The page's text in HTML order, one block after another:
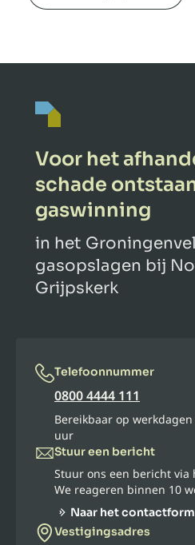
Voor het
schade
gaswinning
in het
gasopslagen bij
Grijpskerk
Telefoonnummer
0800 4444 111
Bereikbaar op
uur
Stuur een bericht
Stuur ons een bericht via
We reageren binnen 10
Naar het
Vestigingsadres